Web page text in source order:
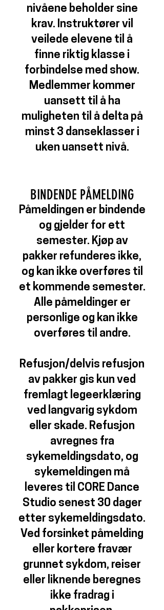
nivåene beholder sine
krav. Instruktører vil
veilede elevene til å
finne riktig klasse i
forbindelse med show.
Medlemmer kommer
uansett til å ha
muligheten til å delta på
minst 3 danseklasser i
uken uansett nivå.
BINDENDE PÅMELDING
Påmeldingen er bindende
og gjelder for ett
semester. Kjøp av
pakker refunderes ikke,
og kan ikke overføres til
et kommende semester.
Alle påmeldinger er
personlige og kan ikke
overføres til andre.
Refusjon/delvis refusjon
av pakker gis kun ved
fremlagt legeerklæring
ved langvarig sykdom
eller skade. Refusjon
avregnes fra
sykemeldingsdato, og
sykemeldingen må
leveres til CORE Dance
Studio senest 30 dager
etter sykemeldingsdato.
Ved forsinket påmelding
eller kortere fravær
grunnet sykdom, reiser
eller liknende beregnes
ikke fradrag i